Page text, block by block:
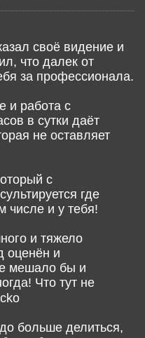
своё видение и
что далек от
за профессионала.
и работа с
в сутки даёт
не оставляет
с
где
числе и у тебя!
и тяжело
оценён и
мешало бы и
Что тут не
больше делиться,